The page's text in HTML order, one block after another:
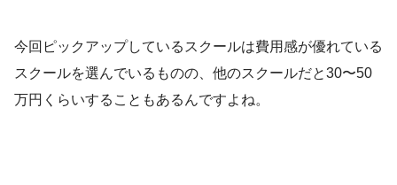
今回ピックアップしているスクールは費用感が優れている
スクールを選んでいるものの、他のスクールだと30〜50
万円くらいすることもあるんですよね。